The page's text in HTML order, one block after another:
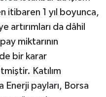
itibaren 1 yıl boyunca,
artırımları da dâhil
miktarının
bir karar
Katılım
Enerji payları, Borsa